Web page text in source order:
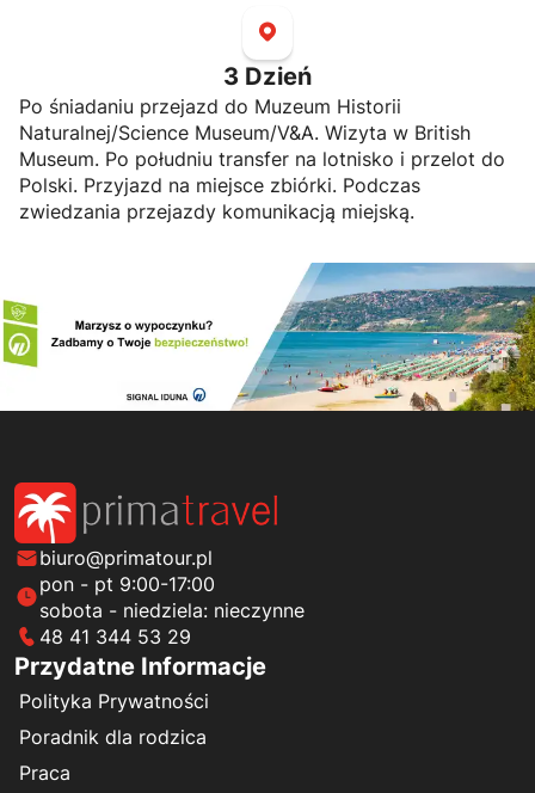
3 Dzień
Po śniadaniu przejazd do Muzeum Historii
Naturalnej/Science Museum/V&A. Wizyta w British
Museum. Po południu transfer na lotnisko i przelot do
Polski. Przyjazd na miejsce zbiórki. Podczas
zwiedzania przejazdy komunikacją miejską.
biuro@primatour.pl
pon - pt 9:00-17:00
sobota - niedziela: nieczynne
48 41 344 53 29
Przydatne Informacje
Polityka Prywatności
Poradnik dla rodzica
Praca